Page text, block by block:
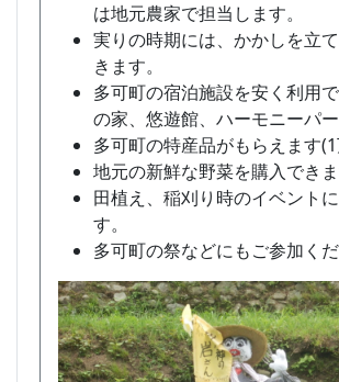
は地元農家で担当します。
実りの時期には、かかしを立
きます。
多可町の宿泊施設を安く利用
の家、悠遊館、ハーモニーパー
多可町の特産品がもらえます(1
地元の新鮮な野菜を購入できま
田植え、稲刈り時のイベント
す。
多可町の祭などにもご参加くだ